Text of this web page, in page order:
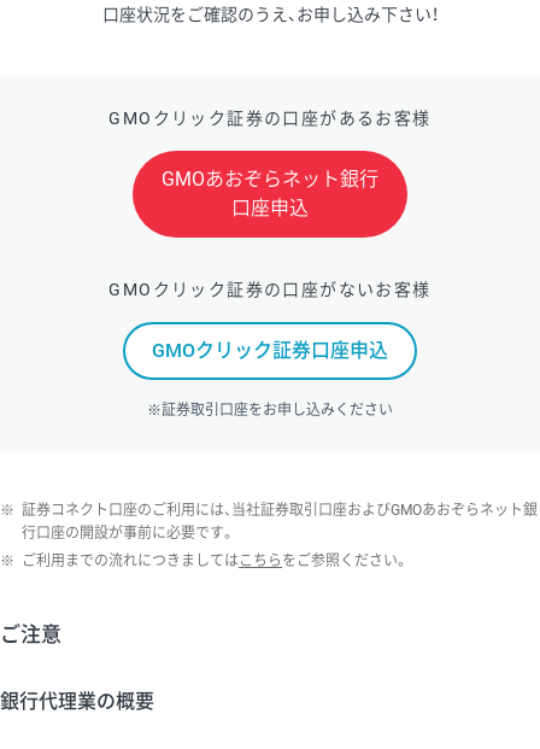
口座状況をご確認のうえ、お申し込み下さい！
GMOクリック証券の口座があるお客様
GMOあおぞらネット銀行
口座申込
GMOクリック証券の口座がないお客様
GMOクリック証券口座申込
※証券取引口座をお申し込みください
※ 証券コネクト口座のご利用には、当社証券取引口座およびGMOあおぞらネット銀
行口座の開設が事前に必要です。
※
ご利用までの流れにつきましては こちら をご参照ください。
ご注意
銀行代理業の概要